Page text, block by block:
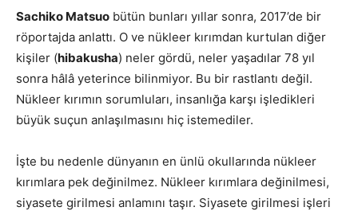
Sachiko Matsuo bütün bunları yıllar sonra, 2017’de bir
röportajda anlattı. O ve nükleer kırımdan kurtulan diğer
kişiler (hibakusha) neler gördü, neler yaşadılar 78 yıl
sonra hâlâ yeterince bilinmiyor. Bu bir rastlantı değil.
Nükleer kırımın sorumluları, insanlığa karşı işledikleri
büyük suçun anlaşılmasını hiç istemediler.
İşte bu nedenle dünyanın en ünlü okullarında nükleer
kırımlara pek değinilmez. Nükleer kırımlara değinilmesi,
siyasete girilmesi anlamını taşır. Siyasete girilmesi işleri